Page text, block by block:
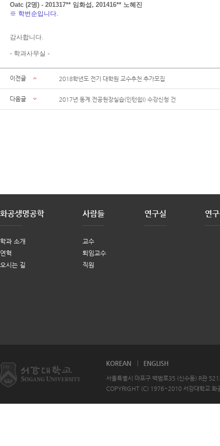
Oatc (2명) - 201317** 임화섭, 201416** 노혜진
※ 학번순입니다.
감사합니다.
- 학과사무실 -
이전글 2018학년도 전기 대학원 교수추천 추가모집
다음글 2017년 동계 전공현장실습(인턴쉽I) 수강신청 건
화공생명공학
학과 소개
연혁
오시는 길
사람들
교수
퇴임교수
직원
연구실 연
KOREAN ENGLISH
서울특별시 마포구 백범로35 (신수동) R
COPYRIGHT (C) 1976~2010 서강대학교 화